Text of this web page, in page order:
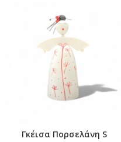
Γκέισα Πορσελάνη S